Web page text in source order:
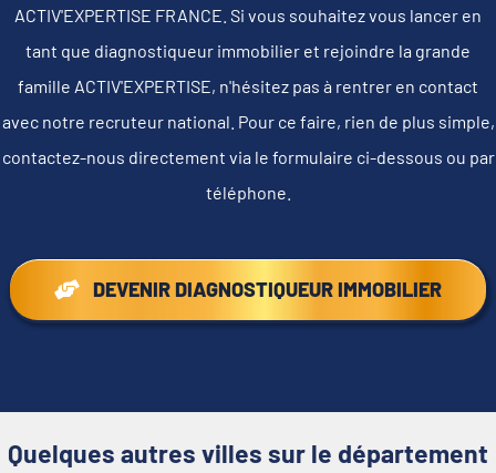
ACTIV'EXPERTISE FRANCE. Si vous souhaitez vous lancer en
tant que diagnostiqueur immobilier et rejoindre la grande
famille ACTIV'EXPERTISE, n'hésitez pas à rentrer en contact
avec notre recruteur national. Pour ce faire, rien de plus simple,
contactez-nous directement via le formulaire ci-dessous ou par
téléphone.
DEVENIR DIAGNOSTIQUEUR IMMOBILIER
Quelques autres villes sur le département